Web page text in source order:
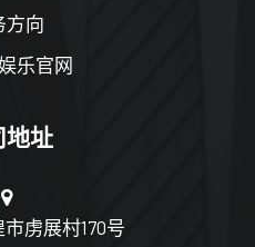
方向
乐官网
地址
虏展村170号